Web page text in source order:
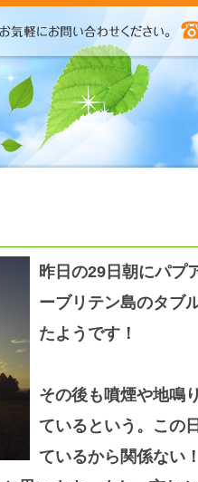
昨日の29日朝にパプ
ーブリテン島のタブ
たようです！
その後も噴煙や地鳴
ているという。この
ているから関係ない